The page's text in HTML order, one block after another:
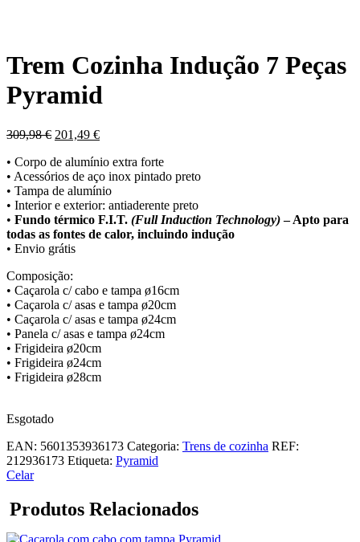
Trem Cozinha Indução 7 Peças
Pyramid
309,98€ O
original
era:
309,98 €.
201,49 €O
atual
é:
201,49 €.
• Corpo de alumínio extra forte
• Acessórios de aço inox pintado preto
• Tampa de alumínio
• Interior e exterior: antiaderente preto
• Fundo térmico F.I.T. (Full Induction Technology)– Apto para
todas as fontes de calor, incluindo indução
• Envio grátis
Composição:
• Caçarola c/ cabo e tampa ø16cm
• Caçarola c/ asas e tampa ø20cm
• Caçarola c/ asas e tampa ø24cm
• Panela c/ asas e tampa ø24cm
• Frigideira ø20cm
• Frigideira ø24cm
• Frigideira ø28cm
Esgotado
EAN: 5601353936173 Categoria: Trens de cozinha REF:
212936173 Etiqueta: Pyramid
Celar
Produtos Relacionados